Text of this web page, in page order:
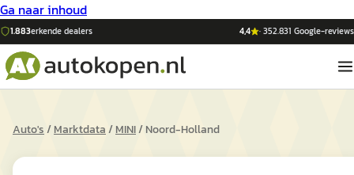
Ga naar inhoud
1.883erkende dealers 4,4 ·352.831 Google-reviews
Auto's/Marktdata/MINI/Noord-Holland